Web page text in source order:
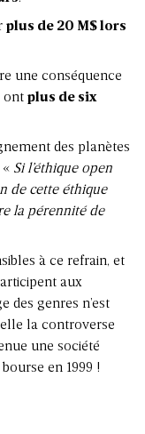
plus de 20 M$ lors
une conséquence
ont plus de six
des planètes
« Si l’éthique open
de cette éthique
la pérennité de
à ce refrain, et
aux
des genres n’est
la controverse
une société
en 1999 !